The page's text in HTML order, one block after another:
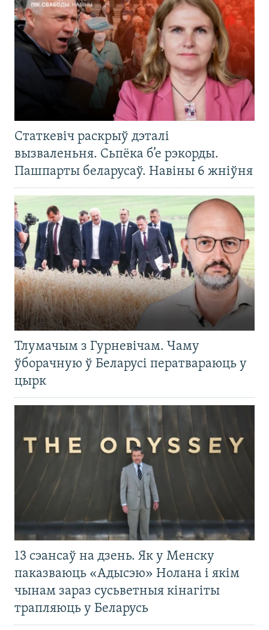
Статкевіч раскрыў дэталі
вызваленьня. Сьпёка б’е рэкорды.
Пашпарты беларусаў. Навіны 6 жніўня
Тлумачым з Гурневічам. Чаму
ўборачную ў Беларусі ператвараюць у
цырк
13 сэансаў на дзень. Як у Менску
паказваюць «Адысэю» Нолана і якім
чынам зараз сусьветныя кінагіты
трапляюць у Беларусь